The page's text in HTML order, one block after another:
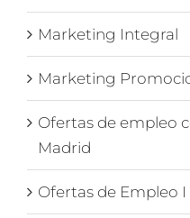
Marketing Integral
Marketing
Ofertas de empleo
Madrid
Ofertas de Empleo